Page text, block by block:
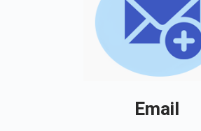
Email